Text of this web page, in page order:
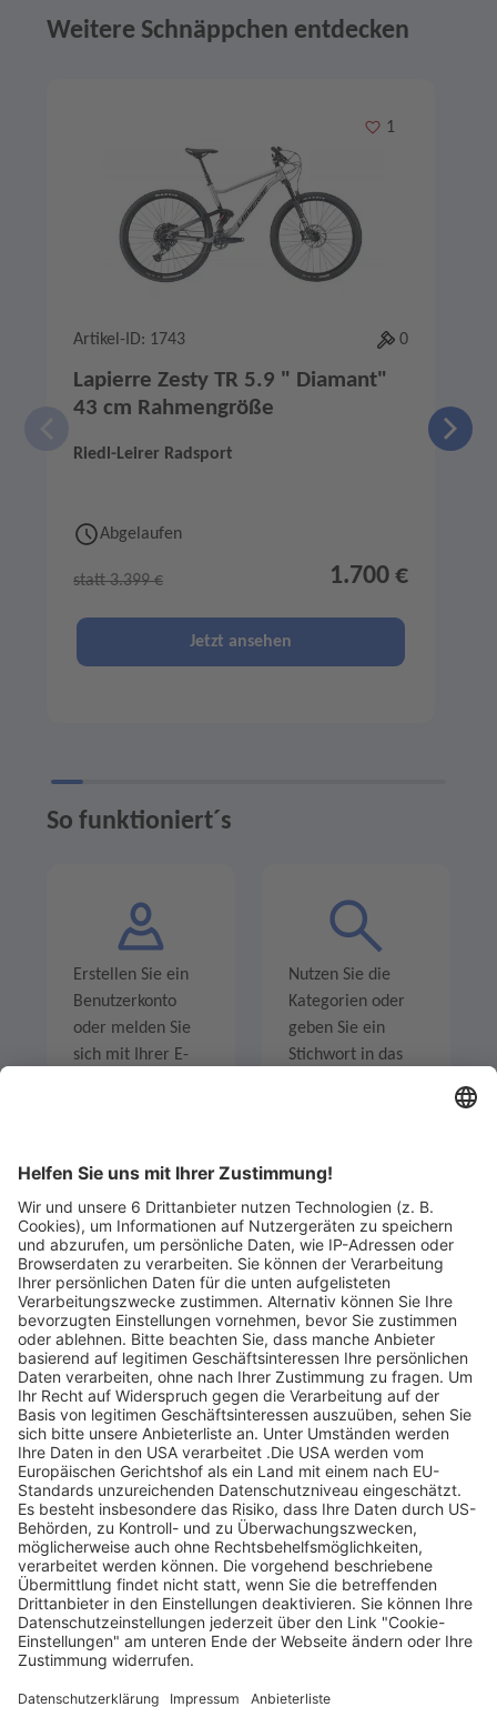
Weitere Schnäppchen entdecken
Merken
1
Artikel-ID: 1743 0
Lapierre Zesty TR 5.9 " Diamant"
43 cm Rahmengröße
Riedl-Leirer Radsport
Abgelaufen
statt 3.399 € 1.700 €
Jetzt ansehen
So funktioniert´s
Erstellen Sie ein
Benutzerkonto
oder melden Sie
sich mit Ihrer E-
Nutzen Sie die
Kategorien oder
geben Sie ein
Stichwort in das
Legen Sie zum
Mitbieten eine
Höchstgrenze für
Ihr Gebot fest. Ein
automatischer
Bietagent bietet
für Sie bis zum
Höchstgebot.
Sind Sie am Ende
der
Höchstbietende,
werden Sie per E-
Mail informiert
und erhalten nach
Zahlungseingang
ein Zertifikat zum
Einlösen des
Angebots.